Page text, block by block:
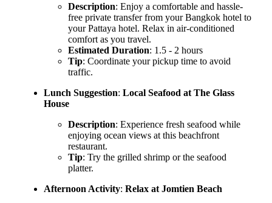
Description: Enjoy a comfortable and hassle-
free private transfer from your Bangkok hotel to
your Pattaya hotel. Relax in air-conditioned
comfort as you travel.
Estimated Duration: 1.5 - 2 hours
Tip: Coordinate your pickup time to avoid
traffic.
Lunch Suggestion: Local Seafood at The Glass
House
Description: Experience fresh seafood while
enjoying ocean views at this beachfront
restaurant.
Tip: Try the grilled shrimp or the seafood
platter.
Afternoon Activity: Relax at Jomtien Beach